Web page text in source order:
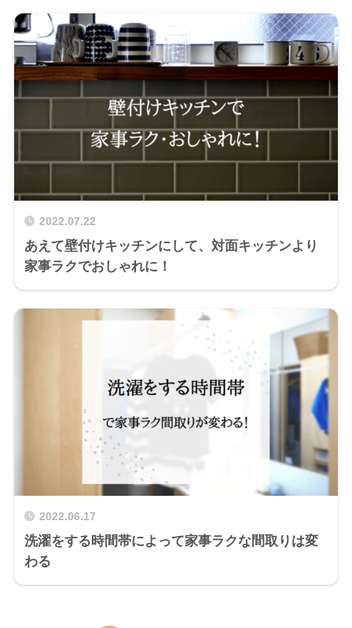
2022.07.22
あえて壁付けキッチンにして、対面キッチンより
家事ラクでおしゃれに！
2022.06.17
洗濯をする時間帯によって家事ラクな間取りは変
わる